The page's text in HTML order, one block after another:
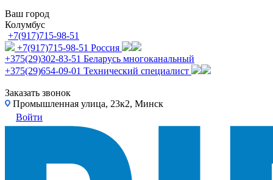
Ваш город
Колумбус
+7(917)715-98-51
+7(917)715-98-51 Россия
+375(29)302-83-51 Беларусь многоканальный
+375(29)654-09-01 Технический специалист
Заказать звонок
Промышленная улица, 23к2, Минск
Войти